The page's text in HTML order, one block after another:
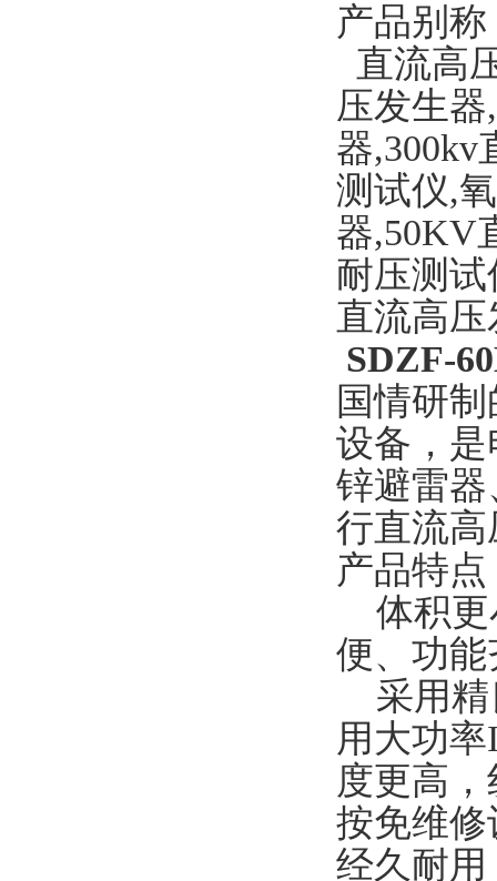
产品别称
直流高
压发生
器,300kv
测试仪,
器,50KV
耐压测
直流高
SDZF-
国情研
设备，
锌避雷
行直流
产品特点
体积更
便、功
采用精
用大功
度更高
按免维
经久耐